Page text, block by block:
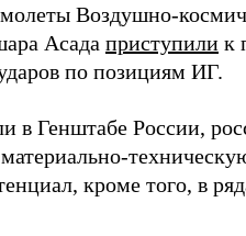
Воздушно-
Асада приступили к
по позициям ИГ.
в Генштабе России,
кроме того, в